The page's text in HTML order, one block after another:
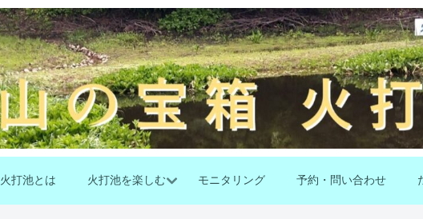
火打池とは 火打池を楽しむ モニタリング 予約・問い合わせ